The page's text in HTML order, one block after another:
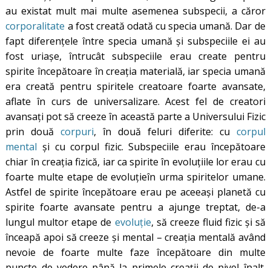
au existat mult mai multe asemenea subspecii, a căror
corporalitate a fost creată odată cu specia umană. Dar de
fapt diferențele între specia umană și subspeciile ei au
fost uriașe, întrucât subspeciile erau create pentru
spirite începătoare în creația materială, iar specia umană
era creată pentru spiritele creatoare foarte avansate,
aflate în curs de universalizare. Acest fel de creatori
avansați pot să creeze în această parte a Universului Fizic
prin douăcorpuri, în două feluri diferite: cu corpul
mental și cu corpul fizic. Subspeciile erau începătoare
chiar în creația fizică, iar ca spirite în evoluțiile lor erau cu
foarte multe etape de evoluțieîn urma spiritelor umane.
Astfel de spirite începătoare erau pe aceeași planetă cu
spirite foarte avansate pentru a ajunge treptat, de-a
lungul multor etape de evoluție, să creeze fluid fizic și să
înceapă apoi să creeze și mental – creația mentală având
nevoie de foarte multe faze începătoare din multe